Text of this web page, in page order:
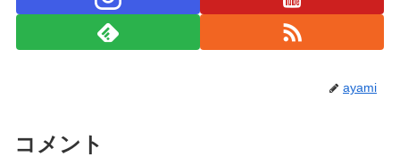
ayami
コメント